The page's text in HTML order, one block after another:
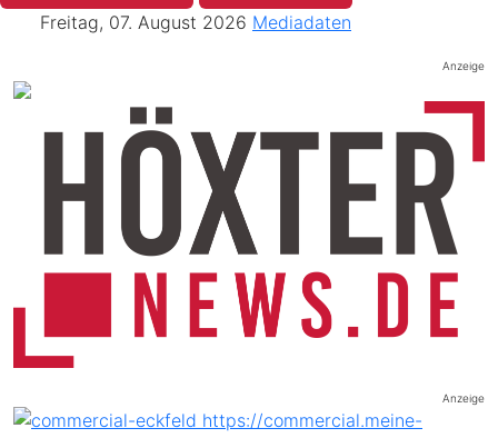
Freitag, 07. August 2026 Mediadaten
Anzeige
Anzeige